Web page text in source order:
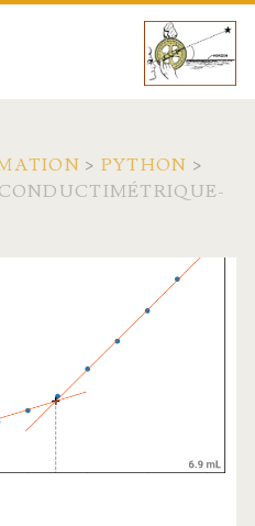
> PYTHON >